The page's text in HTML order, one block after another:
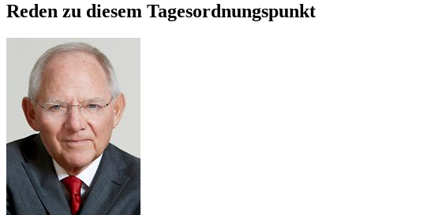
Reden zu diesem Tagesordnungspunkt